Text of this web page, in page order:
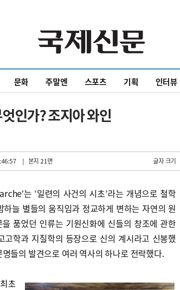
문화 주말엔 스포츠 기획 인터뷰
인가? 조지아 와인
| 본지 21면 글자 크기
는 ‘일련의 사건의 시초’라는 개념으로 철학
늘 별들의 움직임과 정교하게 변하는 자연의 원
품었던 인류는 기원신화에 신들의 창조에 관한
학과 지질학의 등장으로 신의 계시라고 신봉했
들의 발견으로 여러 역사의 하나로 전락했다.
초